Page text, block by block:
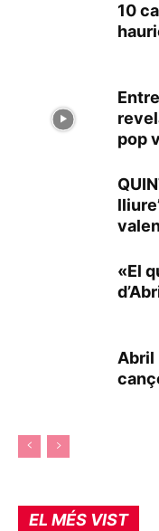
10
pop
«El
Abril
EL MÉS VIST